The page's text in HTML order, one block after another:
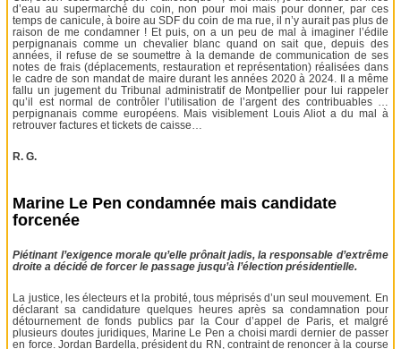
d’eau au supermarché du coin, non pour moi mais pour donner, par ces
temps de canicule, à boire au SDF du coin de ma rue, il n’y aurait pas plus de
raison de me condamner ! Et puis, on a un peu de mal à imaginer l’édile
perpignanais comme un chevalier blanc quand on sait que, depuis des
années, il refuse de se soumettre à la demande de communication de ses
notes de frais (déplacements, restauration et représentation) réalisées dans
le cadre de son mandat de maire durant les années 2020 à 2024. Il a même
fallu un jugement du Tribunal administratif de Montpellier pour lui rappeler
qu’il est normal de contrôler l’utilisation de l’argent des contribuables …
perpignanais comme européens. Mais visiblement Louis Aliot a du mal à
retrouver factures et tickets de caisse…
R. G.
Marine Le Pen condamnée mais candidate
forcenée
Piétinant l’exigence morale qu’elle prônait jadis, la responsable d’extrême
droite a décidé de forcer le passage jusqu’à l’élection présidentielle.
La justice, les électeurs et la probité, tous méprisés d’un seul mouvement. En
déclarant sa candidature quelques heures après sa condamnation pour
détournement de fonds publics par la Cour d’appel de Paris, et malgré
plusieurs doutes juridiques, Marine Le Pen a choisi mardi dernier de passer
en force. Jordan Bardella, président du RN, contraint de renoncer à la course